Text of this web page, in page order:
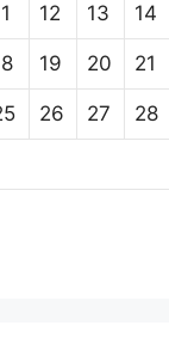
12 13 14
19 20 21
26 27 28